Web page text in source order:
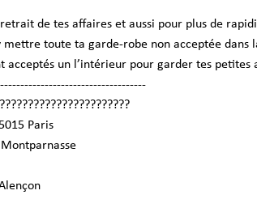
de tes affaires et aussi pour plus de
mettre toute ta garde-robe non acceptée dans
acceptés un l’intérieur pour garder tes
Paris